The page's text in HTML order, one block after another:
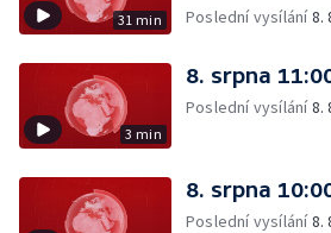
31 min
Poslední vysílání8.
3 min
8. srpna
Poslední vysílání8.
8. srpna
Poslední vysílání8.